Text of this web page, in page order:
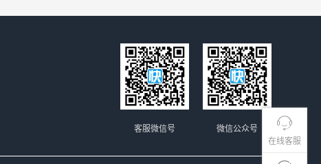
在线客服
微信公众号
客服微信号